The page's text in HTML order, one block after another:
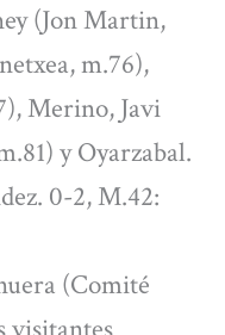
(Jon Martin,
m.76),
Merino, Javi
y Oyarzabal.
0-2, M.42:
(Comité